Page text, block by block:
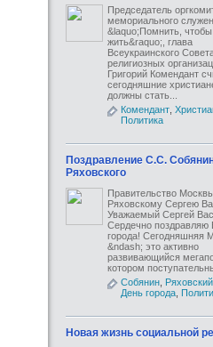
Председатель
мемориального
&laquo;Помнить, чтобы
жить&raquo;, глава
Всеукраинского
религиозных
Григорий Комендант
сегодняшние
должны стать...
Комендант
Политика
Поздравление С.С.
Ряховского
Правительство
Ряховскому Сергею
Уважаемый Сергей
Сердечно поздравляю
города! Сегодняшняя
&ndash; это активно
развивающийся
котором
Собянин
День города
Новая жизнь социальной